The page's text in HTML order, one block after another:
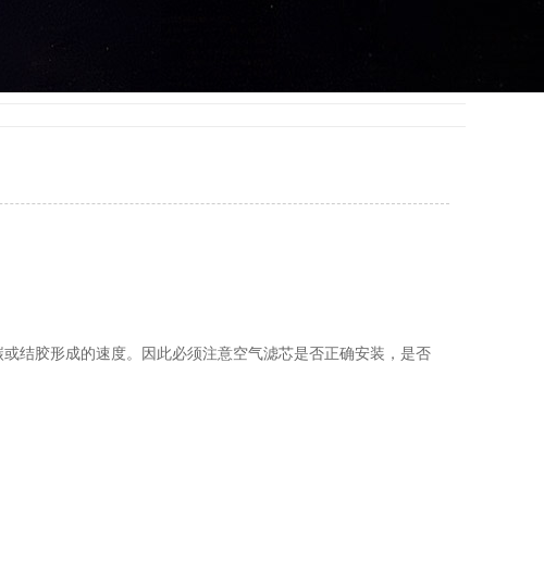
结胶形成的速度。因此必须注意空气滤芯是否正确安装，是否